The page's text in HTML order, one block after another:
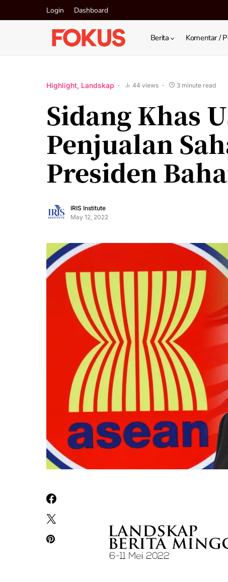
Login Dashboard
Berita Komentar /
Highlight Landskap 44 views 3 minute read
Sidang Khas
Penjualan
Presiden
IRIS Institute
May 12, 2022